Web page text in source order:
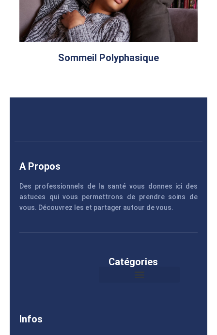
Sommeil Polyphasique
A Propos
Des professionnels de la santé vous donnes ici des
astuces qui vous permettrons de prendre soins de
vous. Découvrez les et partager autour de vous.
Catégories
Infos